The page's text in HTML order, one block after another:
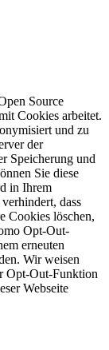
Source
Cookies arbeitet.
und zu
der
Speicherung und
Sie diese
in Ihrem
dass
Cookies löschen,
Opt-Out-
erneuten
Wir weisen
Opt-Out-Funktion
Webseite